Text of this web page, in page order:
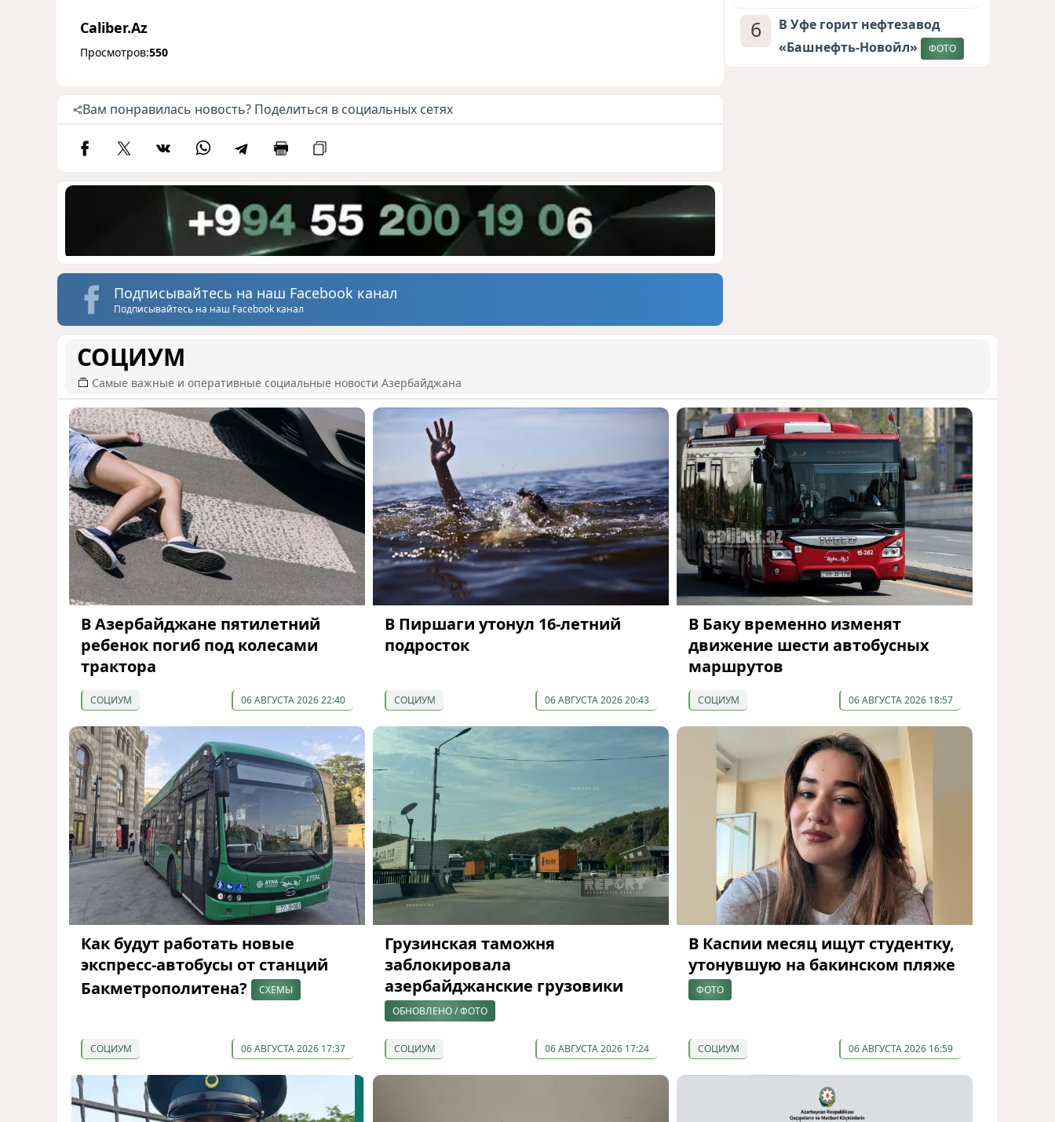
Caliber.Az
Просмотров:550
Вам понравилась новость? Поделиться в социальных сетях
Подписывайтесь на наш Facebook канал
Подписывайтесь на наш Facebook канал
6
В Уфе горит нефтезавод
«Башнефть-Новойл»
ФОТО
10
Тень биткоина над Грузией:
блэкауты и проблемы
майнинга
СТАТЬЯ ВЛАДИМИРА ЦХВЕДИАНИ
969 05 Августа 2026 17:46
СОЦИУМ
Самые важные и оперативные социальные новости Азербайджана
В Азербайджане пятилетний
ребенок погиб под колесами
трактора
СОЦИУМ 06 АВГУСТА 2026 22:40
В Пиршаги утонул 16-летний
подросток
СОЦИУМ 06 АВГУСТА 2026 20:43
В Баку временно изменят
движение шести автобусных
маршрутов
СОЦИУМ 06 АВГУСТА 2026 18:57
Как будут работать новые
экспресс-автобусы от станций
Бакметрополитена?
СХЕМЫ
СОЦИУМ 06 АВГУСТА 2026 17:37
Грузинская таможня
заблокировала
азербайджанские грузовики
ОБНОВЛЕНО / ФОТО
СОЦИУМ 06 АВГУСТА 2026 17:24
В Каспии месяц ищут студентку,
утонувшую на бакинском пляже
ФОТО
СОЦИУМ 06 АВГУСТА 2026 16:59